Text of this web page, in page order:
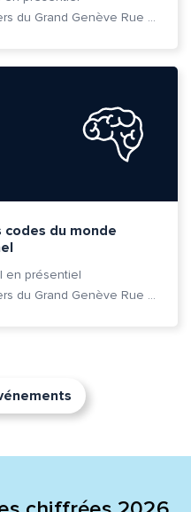
Cité des Métiers du Grand Genève Rue Prévost-Martin 6 1205 Genève
du monde
| en présentiel
Cité des Métiers du Grand Genève Rue Prévost-Martin 6 1205 Genève